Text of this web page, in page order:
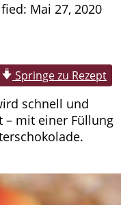
Mai 27, 2020
Springe zu Rezept
schnell und
– mit einer Füllung